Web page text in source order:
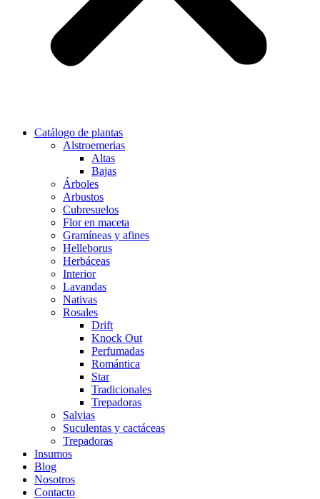
Catálogo de plantas
Alstroemerias
Altas
Bajas
Árboles
Arbustos
Cubresuelos
Flor en maceta
Gramíneas y afines
Helleborus
Herbáceas
Interior
Lavandas
Nativas
Rosales
Drift
Knock Out
Perfumadas
Romántica
Star
Tradicionales
Trepadoras
Salvias
Suculentas y cactáceas
Trepadoras
Insumos
Blog
Nosotros
Contacto